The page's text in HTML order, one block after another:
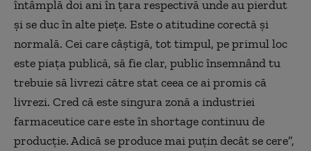
întâmplă doi ani în ţara respectivă unde au pierdut
şi se duc în alte pieţe. Este o atitudine corectă şi
normală. Cei care câştigă, tot timpul, pe primul loc
este piaţa publică, să fie clar, public însemnând tu
trebuie să livrezi către stat ceea ce ai promis că
livrezi. Cred că este singura zonă a industriei
farmaceutice care este în shortage continuu de
producţie. Adică se produce mai puţin decât se cere”,